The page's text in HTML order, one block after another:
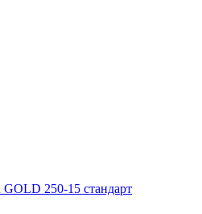
250-15 стандарт